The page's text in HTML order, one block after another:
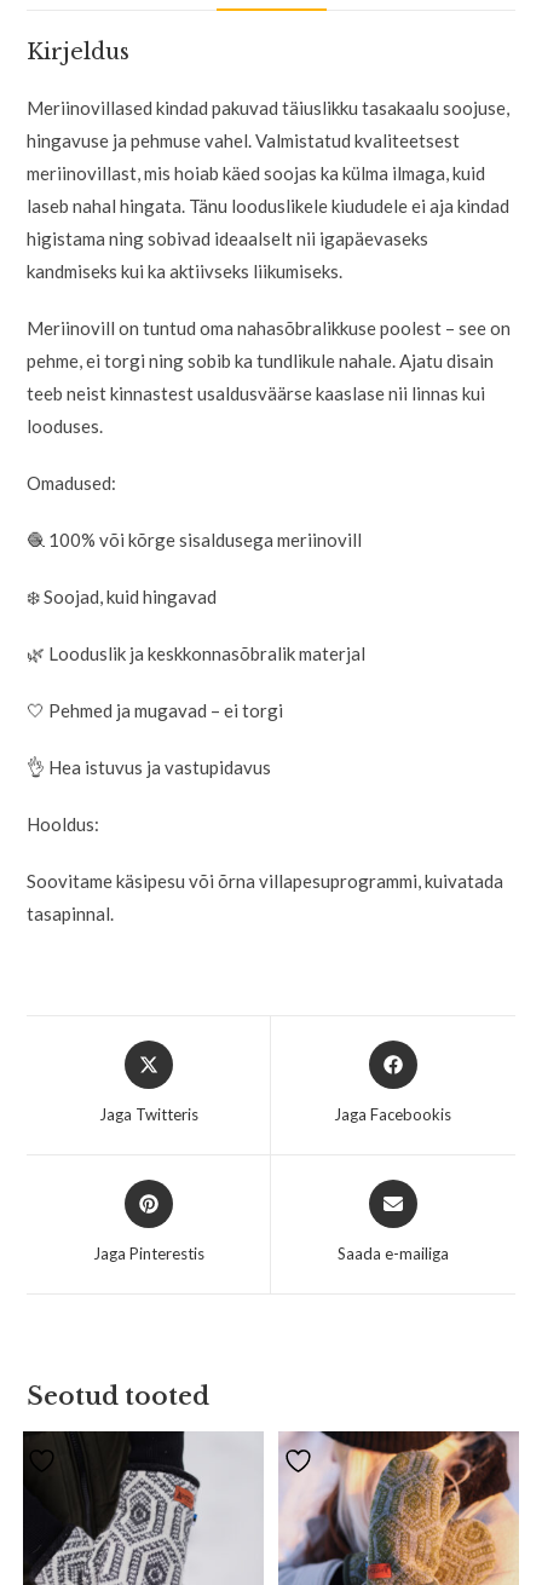
Kirjeldus
Meriinovillased kindad pakuvad täiuslikku tasakaalu soojuse,
hingavuse ja pehmuse vahel. Valmistatud kvaliteetsest
meriinovillast, mis hoiab käed soojas ka külma ilmaga, kuid
laseb nahal hingata. Tänu looduslikele kiududele ei aja kindad
higistama ning sobivad ideaalselt nii igapäevaseks
kandmiseks kui ka aktiivseks liikumiseks.
Meriinovill on tuntud oma nahasõbralikkuse poolest – see on
pehme, ei torgi ning sobib ka tundlikule nahale. Ajatu disain
teeb neist kinnastest usaldusväärse kaaslase nii linnas kui
looduses.
Omadused:
🧶 100% või kõrge sisaldusega meriinovill
❄️ Soojad, kuid hingavad
🌿 Looduslik ja keskkonnasõbralik materjal
🤍 Pehmed ja mugavad – ei torgi
👌 Hea istuvus ja vastupidavus
Hooldus:
Soovitame käsipesu või õrna villapesuprogrammi, kuivatada
tasapinnal.
Jaga Twitteris Jaga Facebookis
Jaga Pinterestis Saada e-mailiga
Seotud tooted